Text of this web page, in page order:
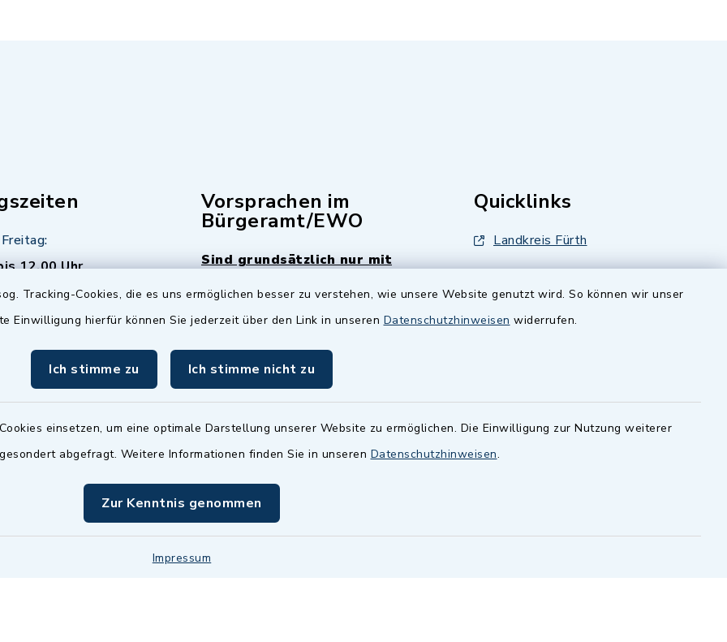
Tracking-Cookies, die es uns ermöglichen besser zu verstehen, wie unsere Website genutzt wird. So können wir unser
Einwilligung hierfür können Sie jederzeit über den Link in unseren Datenschutzhinweisen widerrufen.
Ich stimme zu Ich stimme nicht zu
einsetzen, um eine optimale Darstellung unserer Website zu ermöglichen. Die Einwilligung zur Nutzung weiterer
abgefragt. Weitere Informationen finden Sie in unseren Datenschutzhinweisen.
Zur Kenntnis genommen
Impressum
12.00 Uhr
Uhr - allerdings
Termine sind
Sachbearbeiter)
Vorsprachen im
Bürgeramt/EWO
Sind grundsätzlich nur mit
Das Bürgeramt/EWO/Standesamt
Mittwochs geschlossen.
Quicklinks
Landkreis Fürth
Dillenberggruppe